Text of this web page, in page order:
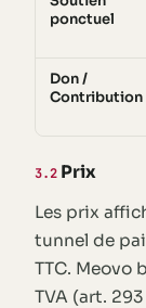
ponctuel
Don /
Contribution
3.2 Prix
Les prix
tunnel de
TTC. Meovo
TVA (art.